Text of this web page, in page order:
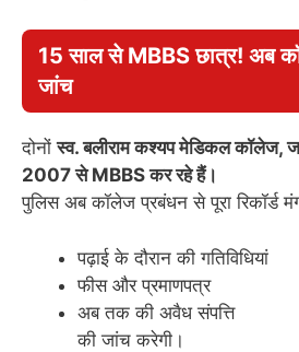
15 साल से MBBS छात्र! अब
जांच
दोनोंस्व. बलीराम कश्यप मेडिकल कॉलेज,
2007 से MBBS कर रहे हैं।
पुलिस अब कॉलेज प्रबंधन से पूरा रिकॉर्ड
पढ़ाई के दौरान की गतिविधियां
फीस और प्रमाणपत्र
अब तक की अवैध संपत्ति
की जांच करेगी।